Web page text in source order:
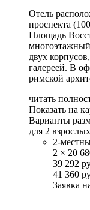
Отель
проспекта
Площадь
двух
галереей. В
римской
читать
Показать на
Варианты
для 2 взрослых
2-
2 × 20
39 292
41 360
Заявка